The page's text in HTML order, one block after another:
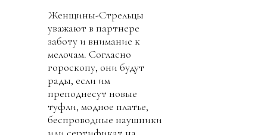
Женщины-Стрельцы
уважают в партнере
заботу и внимание к
мелочам. Согласно
гороскопу, они будут
рады, если им
преподнесут новые
туфли, модное платье,
беспроводные наушники